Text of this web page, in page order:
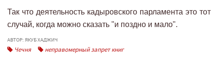
Так что деятельность кадыровского парламента это тот
случай, когда можно сказать "и поздно и мало".
АВТОР: ЯКУБ ХАДЖИЧ
Чечня неправомерный запрет книг